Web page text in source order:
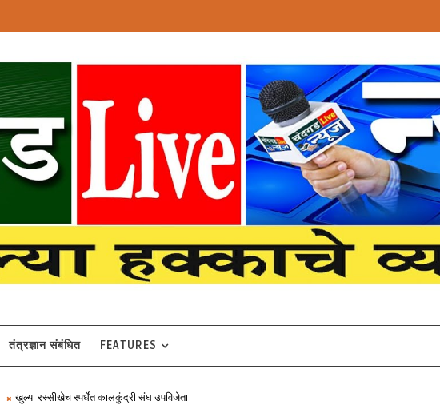
तंत्रज्ञान संबंधित FEATURES
खुल्या रस्सीखेच स्पर्धेत कालकुंद्री संघ उपविजेता